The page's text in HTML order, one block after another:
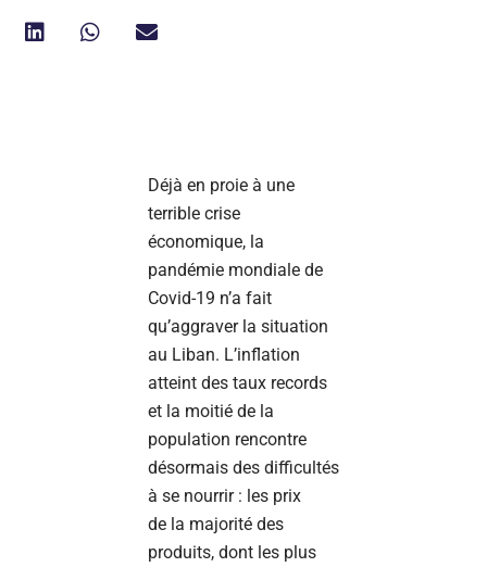
Déjà en proie à une
terrible crise
économique, la
pandémie mondiale de
Covid-19 n’a fait
qu’aggraver la situation
au Liban. L’inflation
atteint des taux records
et la moitié de la
population rencontre
désormais des difficultés
à se nourrir : les prix
de la majorité des
produits, dont les plus